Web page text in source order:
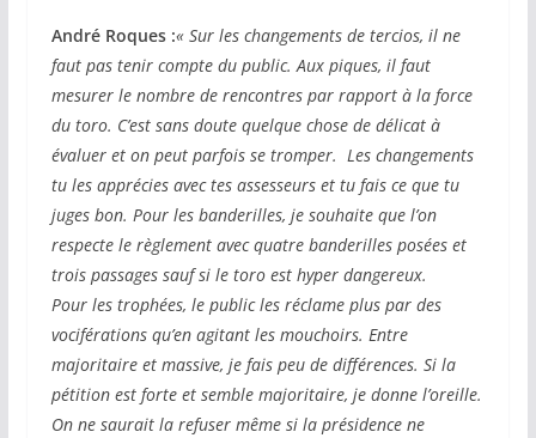
André Roques :« Sur les changements de tercios, il ne
faut pas tenir compte du public. Aux piques, il faut
mesurer le nombre de rencontres par rapport à la force
du toro. C’est sans doute quelque chose de délicat à
évaluer et on peut parfois se tromper. Les changements
tu les apprécies avec tes assesseurs et tu fais ce que tu
juges bon. Pour les banderilles, je souhaite que l’on
respecte le règlement avec quatre banderilles posées et
trois passages sauf si le toro est hyper dangereux.
Pour les trophées, le public les réclame plus par des
vociférations qu’en agitant les mouchoirs. Entre
majoritaire et massive, je fais peu de différences. Si la
pétition est forte et semble majoritaire, je donne l’oreille.
On ne saurait la refuser même si la présidence ne